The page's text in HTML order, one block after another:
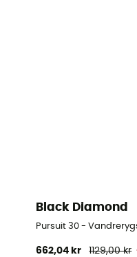
Black Diamond
Pursuit 30 -
662,04 kr 1129,00 kr